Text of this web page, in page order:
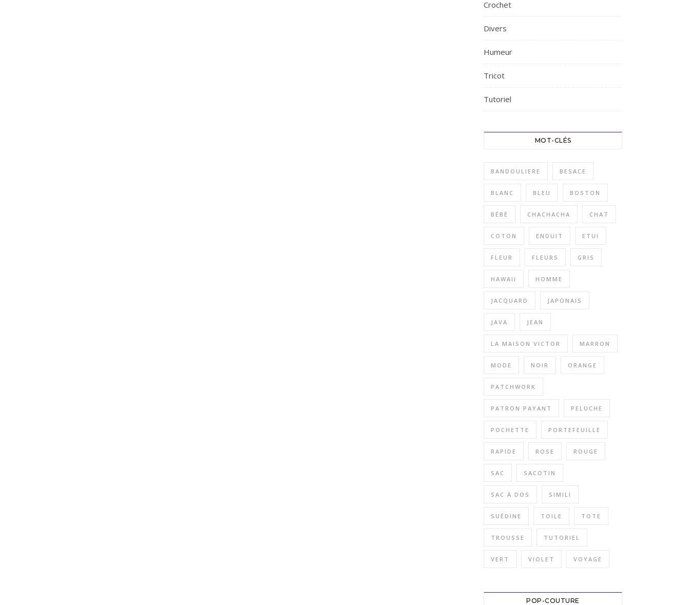
Crochet
Divers
Humeur
Tricot
Tutoriel
MOT-CLÉS
BANDOULIERE BESACE
BLANC BLEU BOSTON
BÉBÉ CHACHACHA CHAT
COTON ENDUIT ETUI
FLEUR FLEURS GRIS
HAWAII HOMME
JACQUARD JAPONAIS
JAVA JEAN
LA MAISON VICTOR MARRON
MODE NOIR ORANGE
PATCHWORK
PATRON PAYANT PELUCHE
POCHETTE PORTEFEUILLE
RAPIDE ROSE ROUGE
SAC SACOTIN
SAC À DOS SIMILI
SUÉDINE TOILE TOTE
TROUSSE TUTORIEL
VERT VIOLET VOYAGE
POP-COUTURE